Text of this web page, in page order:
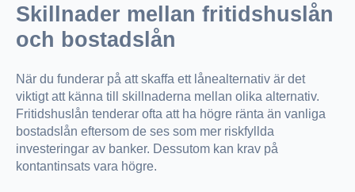
Skillnader mellan fritidshuslån
och bostadslån
När du funderar på att skaffa ett lånealternativ är det
viktigt att känna till skillnaderna mellan olika alternativ.
Fritidshuslån tenderar ofta att ha högre ränta än vanliga
bostadslån eftersom de ses som mer riskfyllda
investeringar av banker. Dessutom kan krav på
kontantinsats vara högre.